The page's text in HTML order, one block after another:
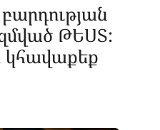
ԹԵՍՏ:
կհավաքեք